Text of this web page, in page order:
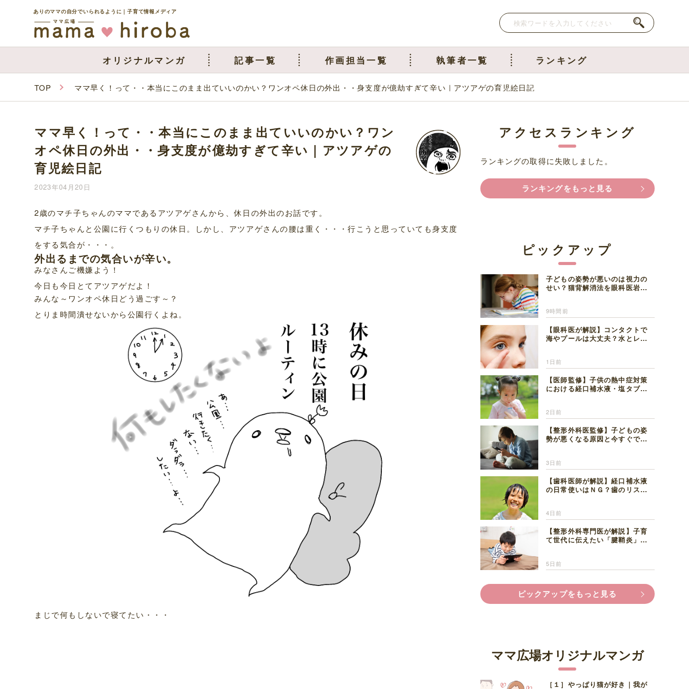
ありのママの自分でいられるように｜子育て情報メディア
オリジナルマンガ 記事一覧 作画担当一覧 執筆者一覧 ランキング
TOP ママ早く！って・・本当にこのまま出ていいのかい？ワンオペ休日の外出・・身支度が億劫すぎて辛い｜アツアゲの育児絵日記
ママ早く！って・・本当にこのまま出ていいのかい？ワン
オペ休日の外出・・身支度が億劫すぎて辛い｜アツアゲの
育児絵日記
2023年04月20日
2歳のマチ子ちゃんのママであるアツアゲさんから、休日の外出のお話です。
マチ子ちゃんと公園に行くつもりの休日。しかし、アツアゲさんの腰は重く・・・行こうと思っていても身支度
をする気合が・・・。
外出るまでの気合いが辛い。
みなさんご機嫌よう！
今日も今日とてアツアゲだよ！
みんな～ワンオペ休日どう過ごす～？
とりま時間潰せないから公園行くよね。
まじで何もしないで寝てたい・・・
アクセスランキング
ランキングの取得に失敗しました。
ランキングをもっと見る
ピックアップ
子どもの姿勢が悪いのは視力の
せい？猫背解消法を眼科医岩見
9時間前
【眼科医が解説】コンタクトで
海やプールは大丈夫？水とレン
1日前
【医師監修】子供の熱中症対策
における経口補水液・塩タブレ
2日前
【整形外科医監修】子どもの姿
勢が悪くなる原因と今すぐでき
3日前
【歯科医師が解説】経口補水液
の日常使いはＮＧ？歯のリスク
4日前
【整形外科専門医が解説】子育
て世代に伝えたい「腱鞘炎」の
5日前
ピックアップをもっと見る
ママ広場オリジナルマンガ
［１］やっぱり猫が好き｜我が